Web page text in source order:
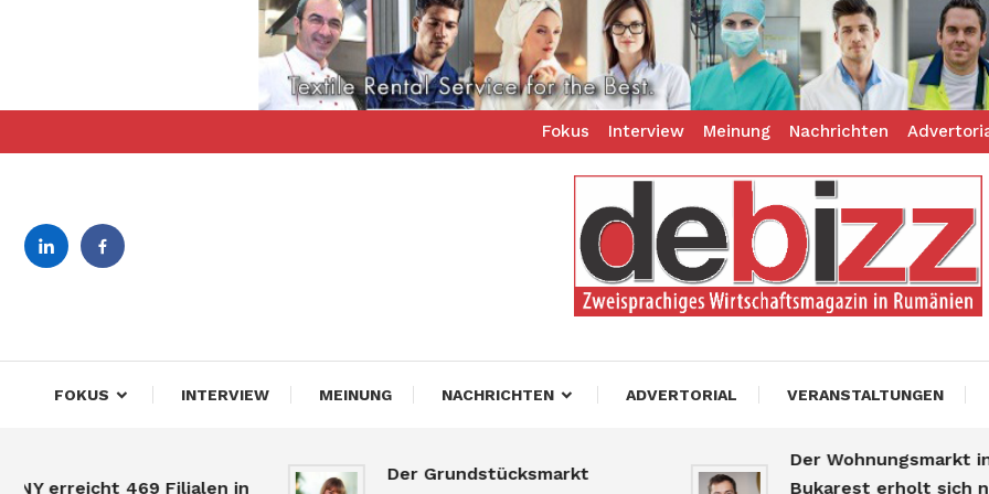
To
Fokus Interview Meinung Nachrichten
DeBizz
FOKUS INTERVIEW MEINUNG NACHRICHTEN ADVERTORIAL VERANSTALTUNGEN
469 Filialen in
Der Grundstücksmarkt
Der Wohnungsmarkt in
Bukarest erholt sich nach